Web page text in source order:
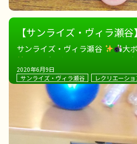
【サンライズ・ヴィラ瀬
グが好きでした～
サンライズ・ヴィラ瀬谷
大
テーブル上にピンを置いて、
やすいボーリングです
久しぶり
大盛り上がり
そして3位の方ま
入賞者の方はまさかのメ
2020年6月9日
サンライズ・ヴィラ瀬谷 レクリエーショ